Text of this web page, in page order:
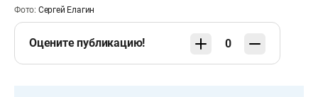
Фото: Сергей Елагин
Оцените публикацию! 0